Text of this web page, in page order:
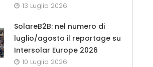
13 Luglio 2026
SolareB2B: nel numero di
luglio/agosto il reportage su
Intersolar Europe 2026
10 Luglio 2026